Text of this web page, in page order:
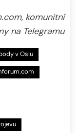
komunitní
na Telegramu
v Oslu